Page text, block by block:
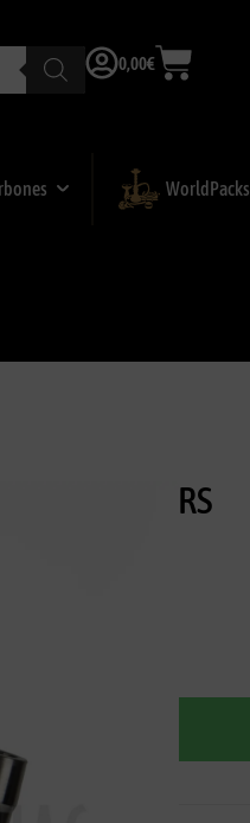
0,00€
WorldPacks
STICK RS